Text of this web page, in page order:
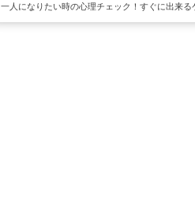
一人になりたい時の心理チェック！すぐに出来る